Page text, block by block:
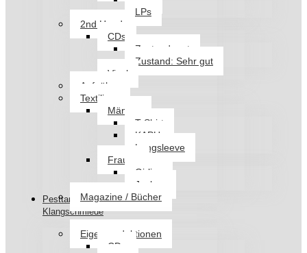
LPs
2nd Hand
CDs
Zustand: gut
Zustand: Sehr gut
Vinyl
Aufnäher
Textilien
Männer
T-Shirt
KAPU
Longsleeve
Frauen
Girlies
Jacken
Magazine / Bücher
Pesttanz
Klangschmiede
Eigenproduktionen
CDs